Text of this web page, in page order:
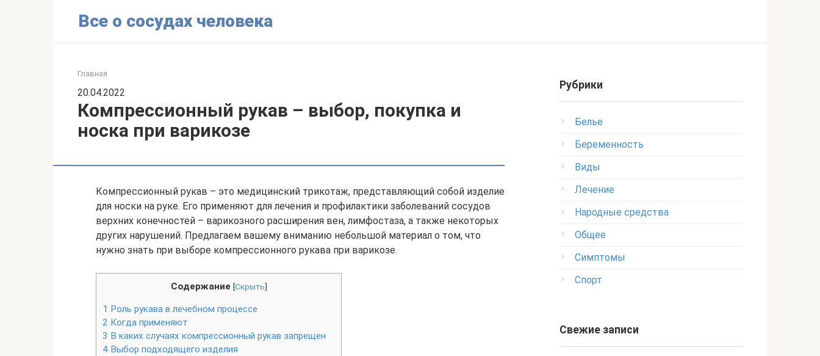
Все о сосудах человека
Главная
20.04.2022
Компрессионный рукав – выбор, покупка и
носка при варикозе
Компрессионный рукав – это медицинский трикотаж, представляющий собой изделие
для носки на руке. Его применяют для лечения и профилактики заболеваний сосудов
верхних конечностей – варикозного расширения вен, лимфостаза, а также некоторых
других нарушений. Предлагаем вашему вниманию небольшой материал о том, что
нужно знать при выборе компрессионного рукава при варикозе.
Содержание [Скрыть]
1 Роль рукава в лечебном процессе
2 Когда применяют
3 В каких случаях компрессионный рукав запрещен
4 Выбор подходящего изделия
Рубрики
Белье
Беременность
Виды
Лечение
Народные средства
Общее
Симптомы
Спорт
Свежие записи